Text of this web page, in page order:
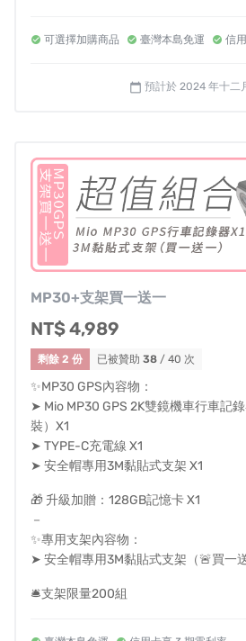
前後鏡頭2K，可選1080p/60fps高
可選擇加購商品 臺灣本島免運 信
calendar_today 預計於 2024 年十二
MP30+支架買一送一
NT$ 4,989
剩餘 2 份 已被贊助 38 / 40 次
✨MP30 GPS內容物：
➤ Mio MP30 GPS 2K雙鏡機車行車記
裝）X1
➤ TYPE-C充電線 X1
➤ 安全帽專用3M黏貼式支架 X1
🎁 升級加贈：128GB記憶卡 X1
－
✨專用支架內容物：
➤ 安全帽專用3M黏貼式支架（🚨買一
🛎️支架限量200組